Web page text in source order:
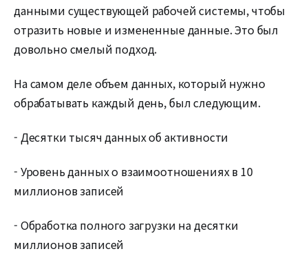
данными существующей рабочей системы, чтобы
отразить новые и измененные данные. Это был
довольно смелый подход.
На самом деле объем данных, который нужно
обрабатывать каждый день, был следующим.
- Десятки тысяч данных об активности
- Уровень данных о взаимоотношениях в 10
миллионов записей
- Обработка полного загрузки на десятки
миллионов записей